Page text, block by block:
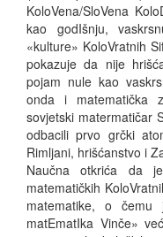
KoloVena/SloVena
kao godIšnju,
«kulture» KoloVratnih
pokazuje da nije
pojam nule kao
onda i matematička
sovjetski matermatičar
odbacili prvo grčki
Rimljani, hrišćanstvo i
Naučna otkrića da
matematičkih
matematike, o čemu
matEmatIka Vinče»